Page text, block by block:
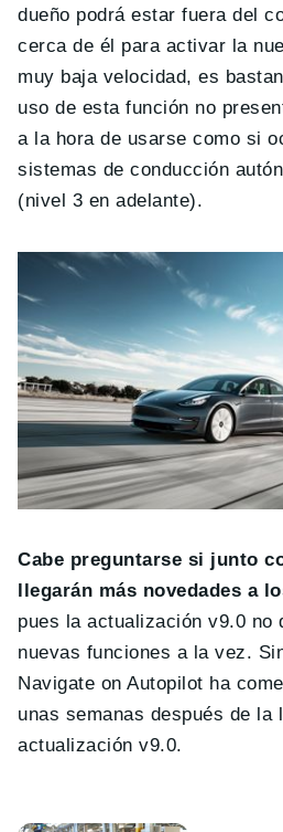
dueño podrá estar fuera del
cerca de él para activar la
muy baja velocidad, es
uso de esta función no
a la hora de usarse como si
sistemas de conducción
(nivel 3 en adelante).
Cabe preguntarse si junto
llegarán más novedades a
pues la actualización v9.0 no
nuevas funciones a la vez.
Navigate on Autopilot ha
unas semanas después de la
actualización v9.0.